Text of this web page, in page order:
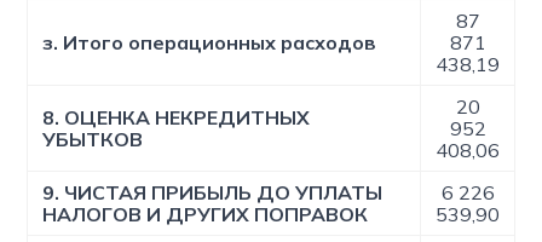
з. Итого операционных расходов
87
871
438,19
8. ОЦЕНКА НЕКРЕДИТНЫХ
УБЫТКОВ
20
952
408,06
9. ЧИСТАЯ ПРИБЫЛЬ ДО УПЛАТЫ
НАЛОГОВ И ДРУГИХ ПОПРАВОК
6 226
539,90